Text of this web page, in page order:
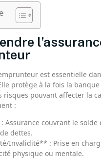
emprunteur est essentielle
protège à la fois la
risques pouvant affecter la
:
Assurance couvrant le
dettes.
Invalidité** : Prise en
physique ou mentale.